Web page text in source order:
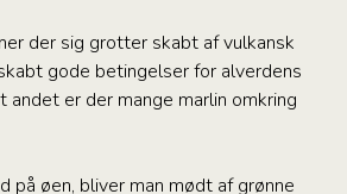
der sig grotter skabt af vulkansk
gode betingelser for alverdens
andet er der mange marlin omkring
på øen, bliver man mødt af grønne